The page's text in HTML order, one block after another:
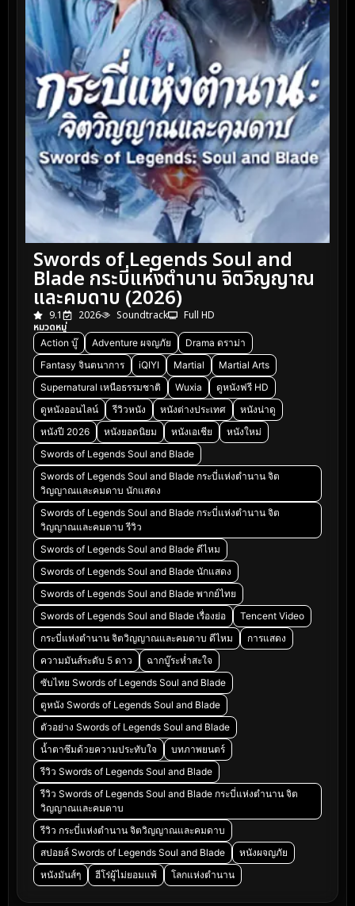
Swords of Legends Soul and
Blade กระบี่แห่งตำนาน จิตวิญญาณ
และคมดาบ (2026)
9.1 2026 Soundtrack
Full HD
หมวดหมู่
Action บู๊ Adventure ผจญภัย
Drama ดราม่า
Fantasy จินตนาการ
iQIYI Martial
Martial Arts
Supernatural เหนือธรรมชาติ
Wuxia
ดูหนังฟรี HD
ดูหนังออนไลน์
รีวิวหนัง หนังต่างประเทศ
หนังน่าดู
หนังปี 2026
หนังยอดนิยม หนังเอเชีย
หนังใหม่
Swords of Legends Soul and Blade
Swords of Legends Soul and Blade กระบี่แห่งตำนาน จิต
วิญญาณและคมดาบ นักแสดง
Swords of Legends Soul and Blade กระบี่แห่งตำนาน จิต
วิญญาณและคมดาบ รีวิว
Swords of Legends Soul and Blade ดีไหม
Swords of Legends Soul and Blade นักแสดง
Swords of Legends Soul and Blade พากย์ไทย
Swords of Legends Soul and Blade เรื่องย่อ
Tencent Video
กระบี่แห่งตำนาน จิตวิญญาณและคมดาบ ดีไหม
การแสดง
ความมันส์ระดับ 5 ดาว
ฉากบู๊ระห่ำสะใจ
ซับไทย Swords of Legends Soul and Blade
ดูหนัง Swords of Legends Soul and Blade
ตัวอย่าง Swords of Legends Soul and Blade
น้ำตาซึมด้วยความประทับใจ
บทภาพยนตร์
รีวิว Swords of Legends Soul and Blade
รีวิว Swords of Legends Soul and Blade กระบี่แห่งตำนาน จิต
วิญญาณและคมดาบ
รีวิว กระบี่แห่งตำนาน จิตวิญญาณและคมดาบ
สปอยล์ Swords of Legends Soul and Blade
หนังผจญภัย
หนังมันส์ๆ
ฮีโร่ผู้ไม่ยอมแพ้ โลกแห่งตำนาน